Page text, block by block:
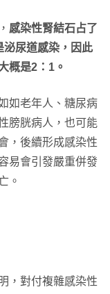
感染性腎結石占了
泌尿道感染，因此
概是2：1。
如老年人、糖尿病
膀胱病人，也可能
，後續形成感染性
易會引發嚴重併發
。
，對付複雜感染性